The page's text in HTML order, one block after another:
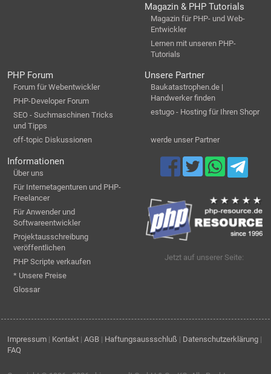
Magazin & PHP Tutorials
Magazin für PHP- und Web-
Entwickler
Lernen mit unseren PHP-
Tutorials
PHP Forum
Forum für Webentwickler
PHP-Developer Forum
SEO - Suchmaschinen Tricks
und Tipps
off-topic Diskussionen
Unsere Partner
Baukatastrophen.de |
Handwerker finden
estugo - Hosting für Ihren Shopr
werde unser Partner
Informationen
Über uns
Für Internetagenturen und PHP-
Freelancer
Für Anwender und
Softwareentwickler
Projektausschreibung
veröffentlichen
PHP Scripte verkaufen
* Unsere Preise
Glossar
Jetzt auf unserer Seite:
Impressum | Kontakt | AGB | Haftungsaussschluß | Datenschutzerklärung |
FAQ